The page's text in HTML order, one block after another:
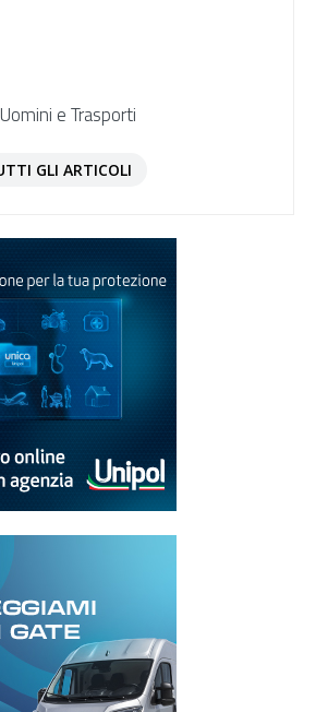
e Trasporti
GLI ARTICOLI